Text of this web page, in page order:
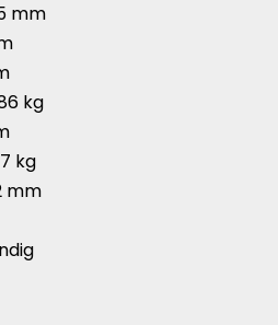
mm
kg
kg
mm